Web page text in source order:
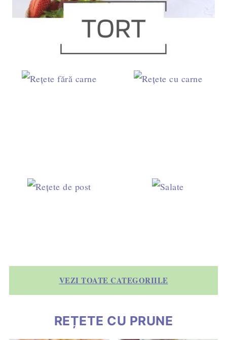
VEZI TOATE CATEGORIILE
REȚETE CU PRUNE